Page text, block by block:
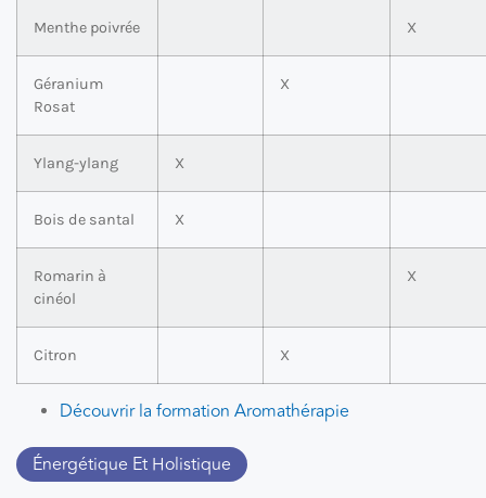
Menthe poivrée X
Géranium
Rosat
X
Ylang-ylang X
Bois de santal X
Romarin à
cinéol
X
Citron X
Découvrir la formation Aromathérapie
Énergétique Et Holistique